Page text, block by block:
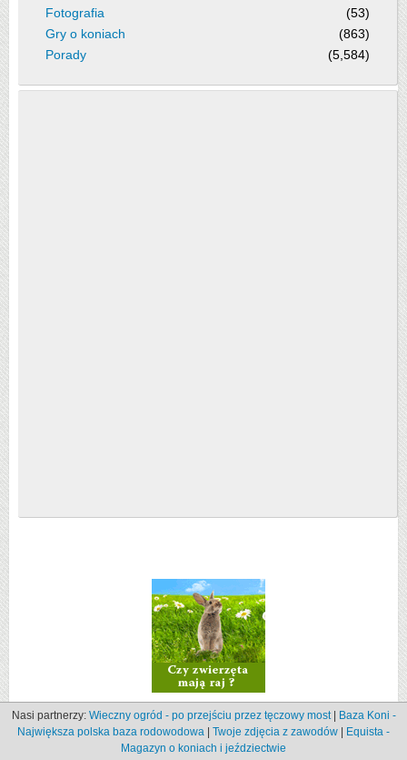
Fotografia
(53)
Gry o koniach
(863)
Porady
(5,584)
Nasi partnerzy: Wieczny ogród - po przejściu przez tęczowy most|
Baza Koni -
Największa polska baza rodowodowa
Twoje zdjęcia z zawodów
Equista -
Magazyn o koniach i jeździectwie